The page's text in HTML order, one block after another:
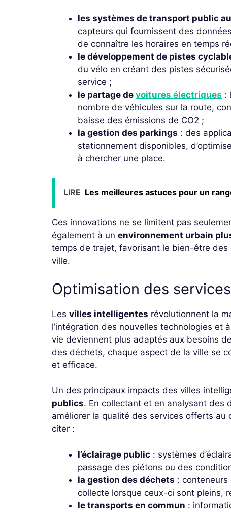
les systèmes de transport public
capteurs qui fournissent des
de connaître les horaires en temps
le développement de pistes
du vélo en créant des pistes
service ;
le partage de voitures électriques :
nombre de véhicules sur la route,
baisse des émissions de CO2 ;
la gestion des parkings : des
stationnement disponibles,
à chercher une place.
LIRE Les meilleures astuces pour un
Ces innovations ne se limitent pas
également à un environnement urbain
temps de trajet, favorisant le bien-être des
ville.
Optimisation des
Les villes intelligentes révolutionnent la
l’intégration des nouvelles technologies et
vie deviennent plus adaptés aux besoins
des déchets, chaque aspect de la ville se
et efficace.
Un des principaux impacts des villes
publics. En collectant et en analysant des
améliorer la qualité des services offerts
citer :
l’éclairage public : systèmes
passage des piétons ou des
la gestion des déchets :
collecte lorsque ceux-ci sont pleins,
le transports en commun :